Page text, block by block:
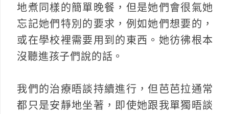
地煮同樣的簡單晚餐，但是她們會很氣她
忘記她們特別的要求，例如她們想要的，
或在學校裡需要用到的東西。她彷彿根本
沒聽進孩子們說的話。
我們的治療晤談持續進行，但芭芭拉通常
都只是安靜地坐著，即使她跟我單獨晤談